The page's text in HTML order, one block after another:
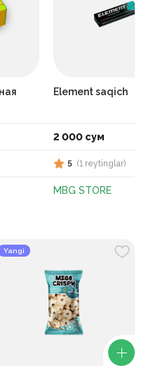
Element saqich
2 000 сум
5 (1 reytinglar)
MBG STORE
Yangi